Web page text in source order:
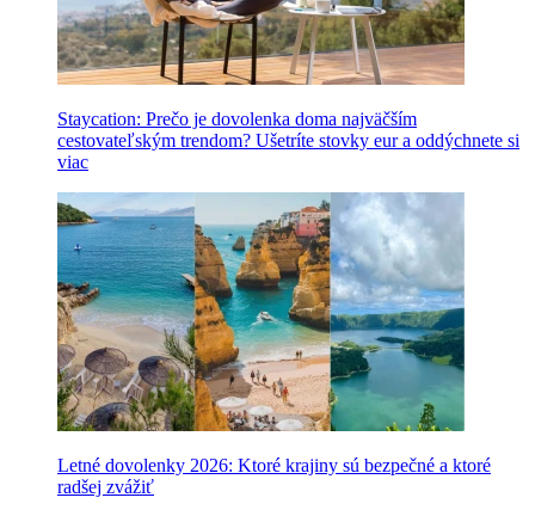
Staycation: Prečo je dovolenka doma najväčším
cestovateľským trendom? Ušetríte stovky eur a oddýchnete si
viac
Letné dovolenky 2026: Ktoré krajiny sú bezpečné a ktoré
radšej zvážiť